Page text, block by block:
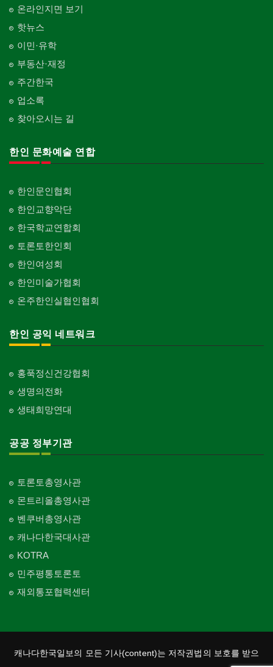
Cleaning
카펫 청소
Carpet Cleaning
판촉물
gifts for events
프랜차이즈
Franchise
Piano Tuning/Sale
현금인출기
ATM
Art Gallery/Framing
행사/이벤트
Event
인벤토리
인터넷/소프트웨어 개발
Curtain/Carpet
Wall Paper/Paint
가라지/그라지/차고
Garage Door
건축 엔지니어
Engineering
Architectural Designer
화장품
Cosmetics
피트니스/헬스
Fitness
산후조리서비스
한국기업 현지법인/지사
Korean Enterprises In Canada
동창회-대학교
Alumni University
동창회-중·고등학교
Alumni Middle·High School
단체-협회
단체-스포츠
Organization-Sports
단체-음악/미술
Organization-Music/Art
Organization-Buddhist
Organization-Christianity
교회-장로교회
Church-Presbyterian
Church-United
Church-7th Day Adventist
교회-씨 앤 엠에이
Church-C & MA
Church-Full Gospel
Church-Evangelical
Church-Mission
Church-Independent
교회-기타
교회-구세군
온라인지면 보기
핫뉴스
이민·유학
부동산·재정
주간한국
업소록
찾아오시는 길
한인 문화예술 연합
한인문인협회
한인교향악단
한국학교연합회
토론토한인회
한인여성회
한인미술가협회
온주한인실협인협회
한인 공익 네트워크
홍푹정신건강협회
생명의전화
생태희망연대
공공 정부기관
토론토총영사관
몬트리올총영사관
벤쿠버총영사관
캐나다한국대사관
KOTRA
민주평통토론토
재외통포협력센터
캐나다한국일보의 모든 기사(content)는 저작권법의 보호를 받으